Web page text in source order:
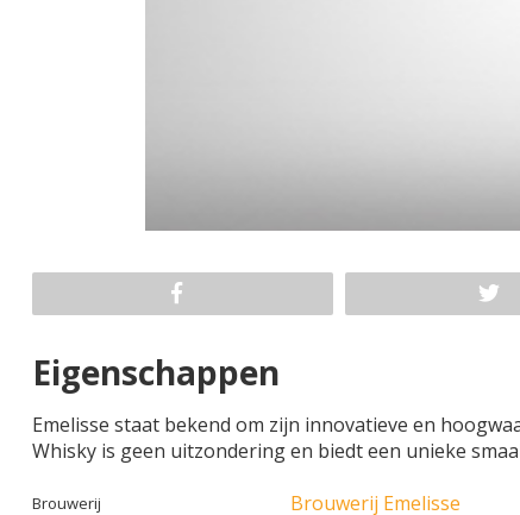
Eigenschappen
Emelisse staat bekend om zijn innovatieve en
Whisky is geen uitzondering en biedt een unieke
Brouwerij Brouwerij Emelisse